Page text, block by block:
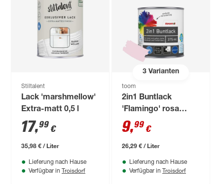
Stiltalent
Lack 'marshmellow'
Extra-matt 0,5 l
17,99 €
35,98 € / Liter
Lieferung nach Hause
Verfügbar in Troisdorf
3Varianten
toom
2in1 Buntlack
'Flamingo' rosa
glänzend 375 ml
9,99 €
26,29 € / Liter
Lieferung nach Hause
Verfügbar in Troisdorf